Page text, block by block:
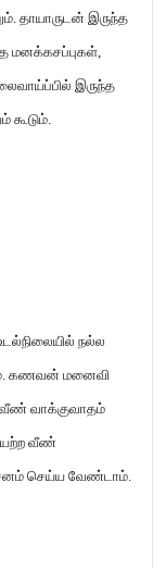
. தாயாருடன் இருந்த
மனக்கசப்புகள்,
இருந்த
கூடும்.
நல்ல
. கணவன் மனைவி
வீண் வாக்குவாதம்
வீண்
செய்ய வேண்டாம்.